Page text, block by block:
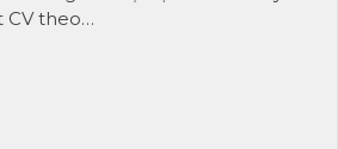
CV theo…